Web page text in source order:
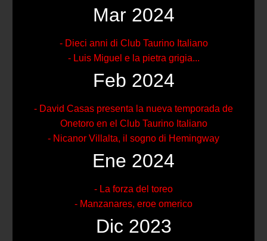
Mar 2024
- Dieci anni di Club Taurino Italiano
- Luis Miguel e la pietra grigia...
Feb 2024
- David Casas presenta la nueva temporada de
Onetoro en el Club Taurino Italiano
- Nicanor Villalta, il sogno di Hemingway
Ene 2024
- La forza del toreo
- Manzanares, eroe omerico
Dic 2023